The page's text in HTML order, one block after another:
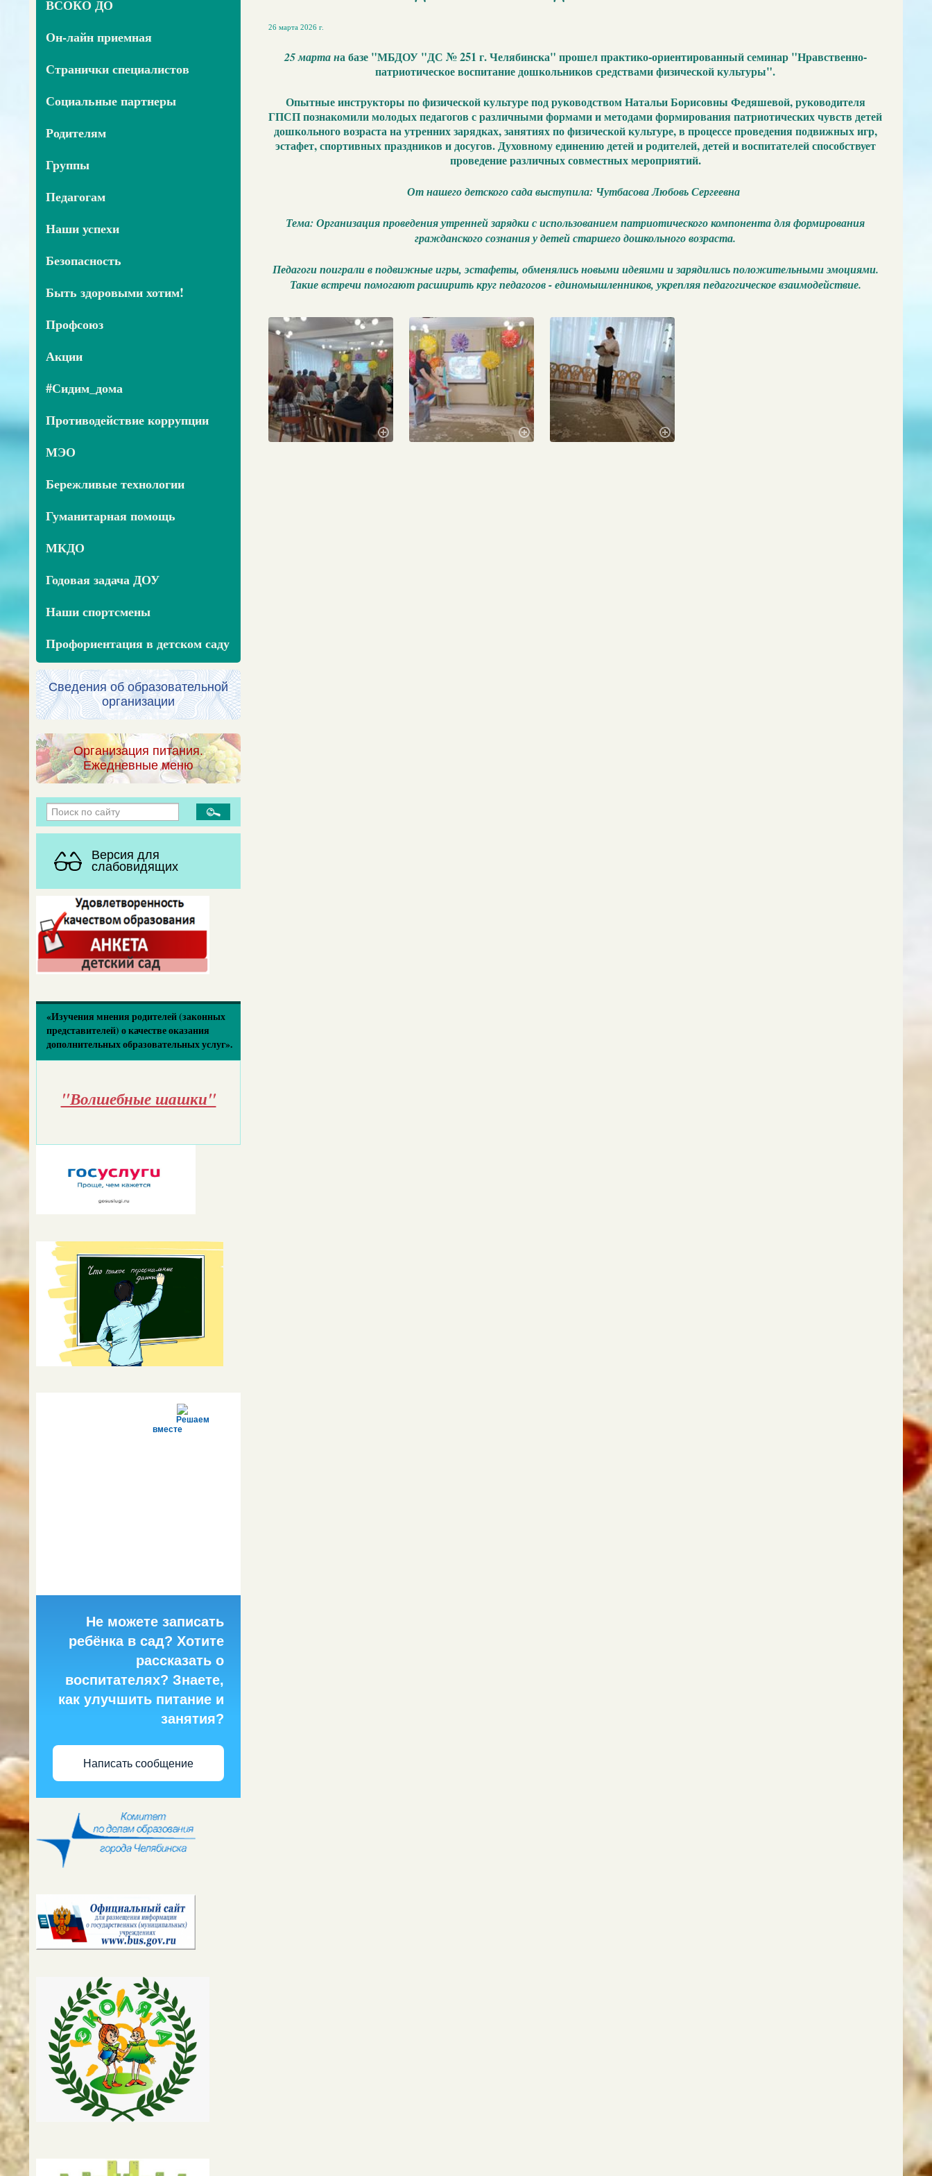
ВСОКО ДО
Он-лайн приемная
Странички специалистов
Социальные партнеры
Родителям
Группы
Педагогам
Наши успехи
Безопасность
Быть здоровыми хотим!
Профсоюз
Акции
#Сидим_дома
Противодействие коррупции
МЭО
Бережливые технологии
Гуманитарная помощь
МКДО
Годовая задача ДОУ
Наши спортсмены
Профориентация в детском саду
Сведения об образовательной
организации
Организация питания.
Ежедневные меню
Версия для
слабовидящих
«Изучения мнения родителей (законных
представителей) о качестве оказания
дополнительных образовательных услуг».
"Волшебные шашки"
Решаем
вместе
Не можете записать
ребёнка в сад? Хотите
рассказать о
воспитателях? Знаете,
как улучшить питание и
занятия?
Написать сообщение
26 марта 2026 г.
25 марта на базе "МБДОУ "ДС № 251 г. Челябинска" прошел практико-ориентированный семинар "Нравственно-
патриотическое воспитание дошкольников средствами физической культуры".
Опытные инструкторы по физической культуре под руководством Натальи Борисовны Федяшевой, руководителя
ГПСП познакомили молодых педагогов с различными формами и методами формирования патриотических чувств детей
дошкольного возраста на утренних зарядках, занятиях по физической культуре, в процессе проведения подвижных игр,
эстафет, спортивных праздников и досугов. Духовному единению детей и родителей, детей и воспитателей способствует
проведение различных совместных мероприятий.
От нашего детского сада выступила: Чутбасова Любовь Сергеевна
Тема: Организация проведения утренней зарядки с использованием патриотического компонента для формирования
гражданского сознания у детей старшего дошкольного возраста.
Педагоги поиграли в подвижные игры, эстафеты, обменялись новыми идеяими и зарядились положительными эмоциями.
Такие встречи помогают расширить круг педагогов - единомышленников, укрепляя педагогическое взаимодействие.